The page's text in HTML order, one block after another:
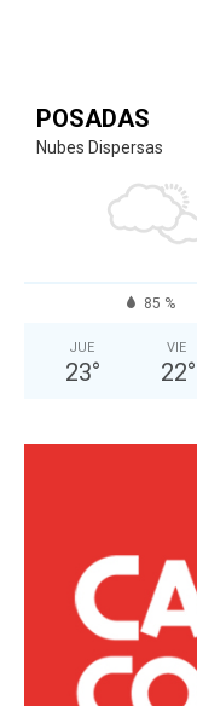
POSADAS
Nubes Dispersas
85 %
JUE
23°
VIE
22°